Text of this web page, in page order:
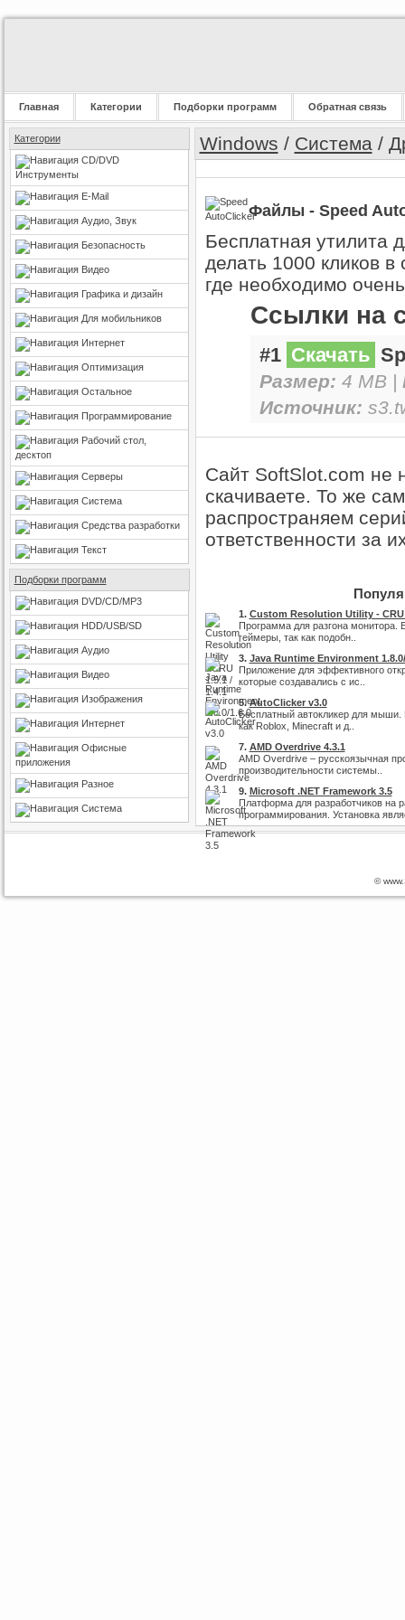
Главная Категории Подборки программ Обратная связь
Категории
CD/DVD
Инструменты
E-Mail
Аудио, Звук
Безопасность
Видео
Графика и дизайн
Для мобильников
Интернет
Оптимизация
Остальное
Программирование
Рабочий стол,
десктоп
Серверы
Система
Средства разработки
Текст
Подборки программ
DVD/CD/MP3
HDD/USB/SD
Аудио
Видео
Изображения
Интернет
Офисные
приложения
Разное
Система
Windows / Система/
Файлы - Speed
Бесплатная утилита
делать 1000 кликов
где необходимо
Ссылки на
#1 Скачать
Размер: 4 MB |
Источник:
Сайт SoftSlot.com не
скачиваете. То же
распространяем
ответственности за
1. Custom Resolution Utility - CRU
Программа для разгона монитора.
геймеры, так как подобн..
3. Java Runtime Environment
Приложение для эффективного
которые создавались с ис..
5. AutoClicker v3.0
Бесплатный автокликер для мыши.
как Roblox, Minecraft и д..
7. AMD Overdrive 4.3.1
AMD Overdrive – русскоязычная
производительности системы..
9. Microsoft .NET Framework 3.5
Платформа для разработчиков на
программирования. Установка
©